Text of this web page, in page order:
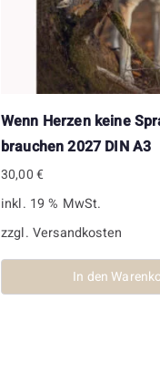
Wenn Herzen keine
brauchen 2027 DIN A3
30,00€
inkl. 19 % MwSt.
zzgl. Versandkosten
In den